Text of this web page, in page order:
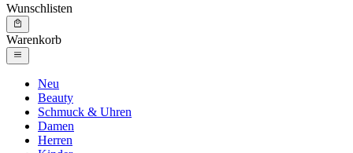
Wunschlisten
Warenkorb
Neu
Beauty
Schmuck & Uhren
Damen
Herren